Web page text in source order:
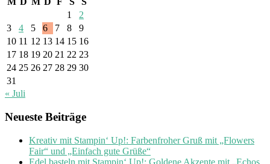
1
2
3
4 5 6 7 8
9
10 11 12 13 14 15 16
17 18 19 20 21 22 23
24 25 26 27 28 29 30
31
« Juli
Neueste Beiträge
Kreativ mit Stampin‘ Up!: Farbenfroher Gruß mit „Flowers
Fair“ und „Einfach gute Grüße“
Edel basteln mit Stampin‘ Up!: Goldene Akzente mit „Echos